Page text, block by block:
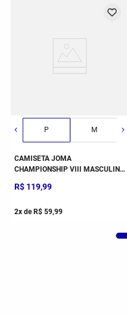
G 2GG/3G
P M
CAMISETA JOMA
CHAMPIONSHIP VIII MASCULINA
R$ 119,99
2x de R$ 59,99